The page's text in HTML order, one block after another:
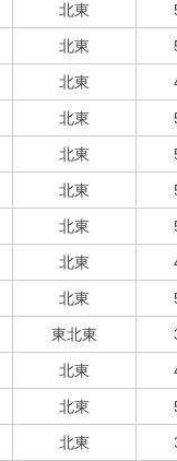
北東
北東
北東
北東
北東
北東
北東
北東
北東
東北東
北東
北東
北東